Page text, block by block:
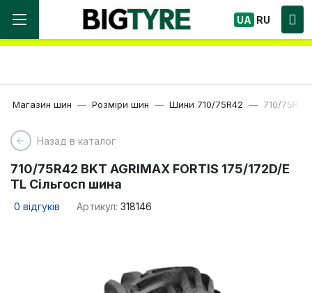
Ми працюємо! Великий вибір Шин, швидка
доставка по Україні!
UA RU
Магазин шин Розміри шин Шини 710/75R42 710/75R42
Назад в каталог
710/75R42 BKT AGRIMAX FORTIS 175/172D/E
TL Сільгосп шина
0 відгуків Артикул: 318146